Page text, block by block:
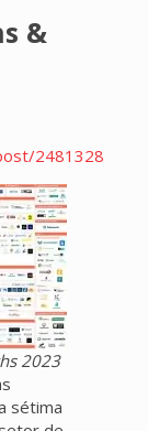
&
2481328
2023
sétima